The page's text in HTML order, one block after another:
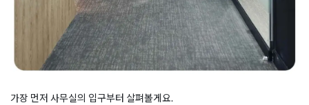
가장 먼저 사무실의 입구부터 살펴볼게요.